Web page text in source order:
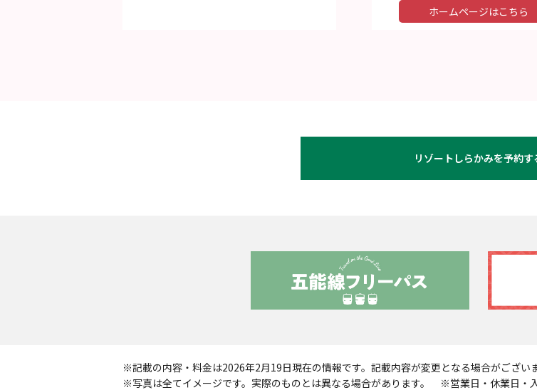
ホームページはこちら
リゾートしらかみを予約す
※記載の内容・料金は2026年2月19日現在の情報です。記載内容が変更となる場合がござい
※写真は全てイメージです。実際のものとは異なる場合があります。 ※営業日・休業日・